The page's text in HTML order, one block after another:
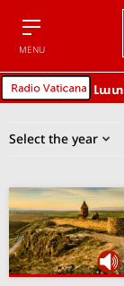
MENU